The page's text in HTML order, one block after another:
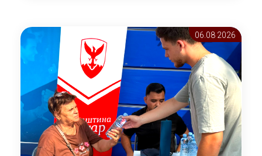
06.08 2026